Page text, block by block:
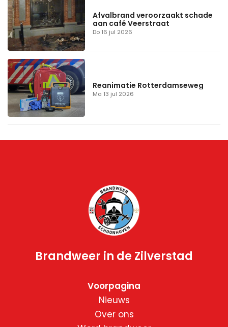
Do 16 jul 2026
Afvalbrand veroorzaakt schade
aan café Veerstraat
Ma 13 jul 2026
Reanimatie Rotterdamseweg
Brandweer in de Zilverstad
Voorpagina
Nieuws
Over ons